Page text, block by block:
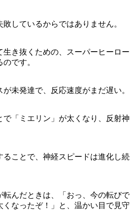
しているからではありません。
生き抜くための、スーパーヒーロー
です。
未発達で、反応速度がまだ遅い。
で「ミエリン」が太くなり、反射神
ることで、神経スピードは進化し続
転んだときは、「おっ、今の転びで
くなったぞ！」と、温かい目で見守